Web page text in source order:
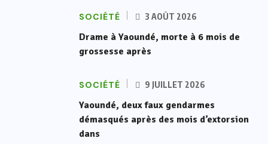
SOCIÉTÉ 3 AOÛT 2026
Drame à Yaoundé, morte à 6 mois de
grossesse après
SOCIÉTÉ 9 JUILLET 2026
Yaoundé, deux faux gendarmes
démasqués après des mois d’extorsion
dans